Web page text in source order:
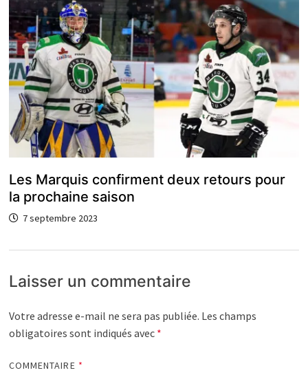
Les Marquis confirment deux retours pour
la prochaine saison
7 septembre 2023
Laisser un commentaire
Votre adresse e-mail ne sera pas publiée. Les champs
obligatoires sont indiqués avec *
COMMENTAIRE *